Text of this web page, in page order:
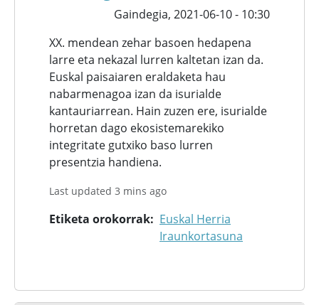
Gaindegia, 2021-06-10 - 10:30
XX. mendean zehar basoen hedapena
larre eta nekazal lurren kaltetan izan da.
Euskal paisaiaren eraldaketa hau
nabarmenagoa izan da isurialde
kantauriarrean. Hain zuzen ere, isurialde
horretan dago ekosistemarekiko
integritate gutxiko baso lurren
presentzia handiena.
Last updated 3 mins ago
Etiketa orokorrak
Euskal Herria
Iraunkortasuna